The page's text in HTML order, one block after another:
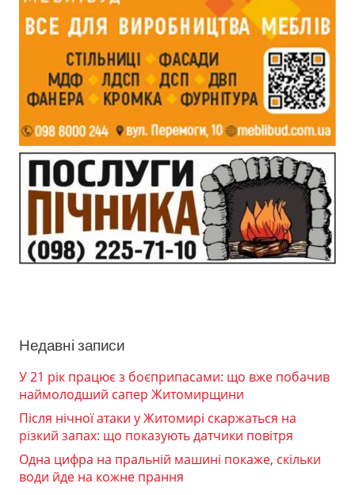
Недавні записи
У 21 рік працює з боєприпасами: що вже побачив
наймолодший сапер Житомирщини
Після нічної атаки у Житомирі скаржаться на
різкий запах: що показують датчики повітря
Одна цифра на пральній машині покаже, скільки
води йде на кожне прання